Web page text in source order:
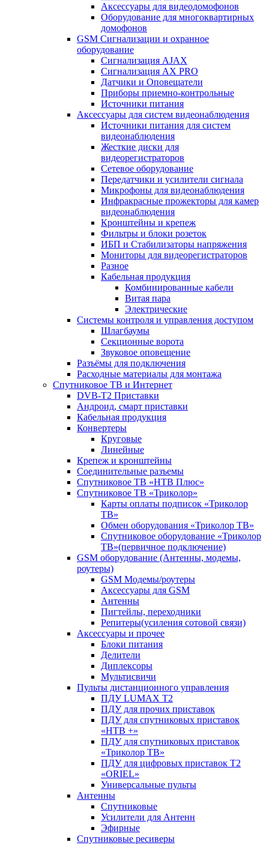
Аксессуары для видеодомофонов
Оборудование для многоквартирных
домофонов
GSM Сигнализации и охранное
оборудование
Сигнализация AJAX
Сигнализация AX PRO
Датчики и Оповещатели
Приборы приемно-контрольные
Источники питания
Аксессуары для систем видеонаблюдения
Источники питания для систем
видеонаблюдения
Жесткие диски для
видеорегистраторов
Сетевое оборудование
Передатчики и усилители сигнала
Микрофоны для видеонаблюдения
Инфракрасные прожекторы для камер
видеонаблюдения
Кронштейны и крепеж
Фильтры и блоки розеток
ИБП и Стабилизаторы напряжения
Мониторы для видеорегистраторов
Разное
Кабельная продукция
Комбинированные кабели
Витая пара
Электрические
Системы контроля и управления доступом
Шлагбаумы
Секционные ворота
Звуковое оповещение
Разъёмы для подключения
Расходные материалы для монтажа
Спутниковое ТВ и Интернет
DVB-Т2 Приставки
Андроид, смарт приставки
Кабельная продукция
Конвертеры
Круговые
Линейные
Крепеж и кронштейны
Соединительные разъемы
Спутниковое ТВ «НТВ Плюс»
Спутниковое ТВ «Триколор»
Карты оплаты подписок «Триколор
ТВ»
Обмен оборудования «Триколор ТВ»
Спутниковое оборудование «Триколор
ТВ»(первичное подключение)
GSM оборудование (Антенны, модемы,
роутеры)
GSM Модемы/роутеры
Аксессуары для GSM
Антенны
Пигтейлы, переходники
Репитеры(усиления сотовой связи)
Аксессуары и прочее
Блоки питания
Делители
Диплексоры
Мультисвичи
Пульты дистанционного управления
ПДУ LUMAX Т2
ПДУ для прочих приставок
ПДУ для спутниковых приставок
«НТВ +»
ПДУ для спутниковых приставок
«Триколор ТВ»
ПДУ для цифровых приставок Т2
«ORIEL»
Универсальные пульты
Антенны
Спутниковые
Усилители для Антенн
Эфирные
Спутниковые ресиверы